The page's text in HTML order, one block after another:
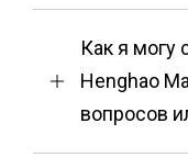
Как я могу
Henghao
вопросов